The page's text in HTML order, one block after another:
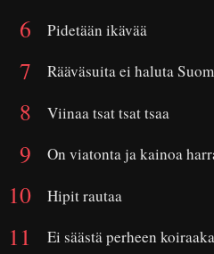
Pidetään ikävää
Rääväsuita ei haluta
Viinaa tsat tsat tsaa
On viatonta ja kainoa
Hipit rautaa
Ei säästä perheen